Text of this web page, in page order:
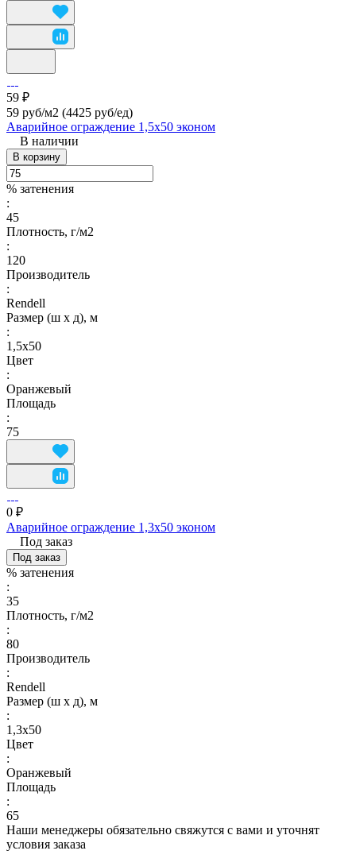
59 ₽
59 руб/м2 (4425 руб/eд)
Аварийное ограждение 1,5х50 эконом
В наличии
В корзину
% затенения
:
45
Плотность, г/м2
:
120
Производитель
:
Rendell
Размер (ш х д), м
:
1,5х50
Цвет
:
Оранжевый
Площадь
:
75
0 ₽
Аварийное ограждение 1,3х50 эконом
Под заказ
Под заказ
% затенения
:
35
Плотность, г/м2
:
80
Производитель
:
Rendell
Размер (ш х д), м
:
1,3х50
Цвет
:
Оранжевый
Площадь
:
65
Наши менеджеры обязательно свяжутся с вами и уточнят
условия заказа